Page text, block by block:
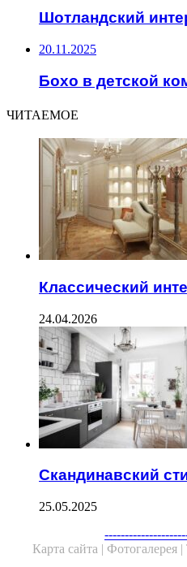
Шотландский
20.11.2025
Бохо в детской
ЧИТАЕМОЕ
Классический
24.04.2026
Скандинавский
25.05.2025
Карта сайта | Фотогалерея |